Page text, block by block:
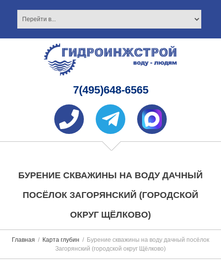
7(495)648-6565
БУРЕНИЕ СКВАЖИНЫ НА ВОДУ ДАЧНЫЙ
ПОСЁЛОК ЗАГОРЯНСКИЙ (ГОРОДСКОЙ
ОКРУГ ЩЁЛКОВО)
Главная Карта глубин
Бурение скважины на воду дачный посёлок
Загорянский (городской округ Щёлково)